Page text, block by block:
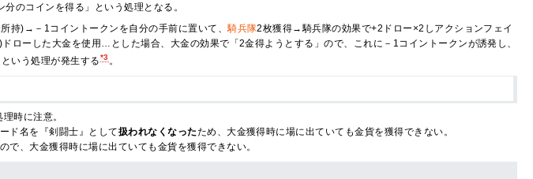
のコインを得る」という処理となる。
持)→－1コイントークンを自分の手前に置いて、騎兵隊2枚獲得→騎兵隊の効果で+2ドロー×2しアクションフェイ
ローした大金を使用…とした場合、大金の効果で「2金得ようとする」ので、これに－1コイントークンが誘発し、
いう処理が発生する*3。
時に注意。
ド名を『剣闘士』として扱われなくなったため、大金獲得時に場に出ていても金貨を獲得できない。
で、大金獲得時に場に出ていても金貨を獲得できない。